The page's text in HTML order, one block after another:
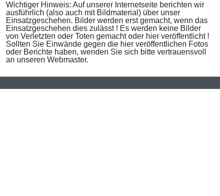
Wichtiger Hinweis: Auf unserer Internetseite berichten wir
ausführlich (also auch mit Bildmaterial) über unser
Einsatzgeschehen. Bilder werden erst gemacht, wenn das
Einsatzgeschehen dies zulässt ! Es werden keine Bilder
von Verletzten oder Toten gemacht oder hier veröffentlicht !
Sollten Sie Einwände gegen die hier veröffentlichen Fotos
oder Berichte haben, wenden Sie sich bitte vertrauensvoll
an unseren Webmaster.